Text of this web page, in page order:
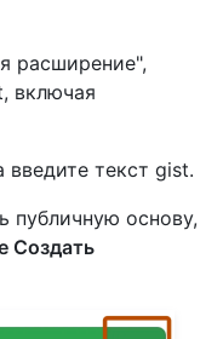
расширение",
включая
текст gist.
публичную основу,
Создать